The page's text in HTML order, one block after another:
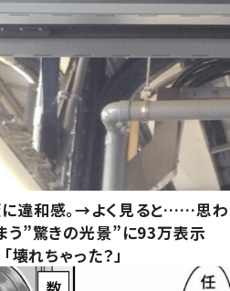
違和感。→よく見ると……思わ
う”驚きの光景”に93万表示
壊れちゃった？」